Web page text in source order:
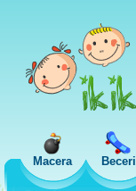
Macera Beceri